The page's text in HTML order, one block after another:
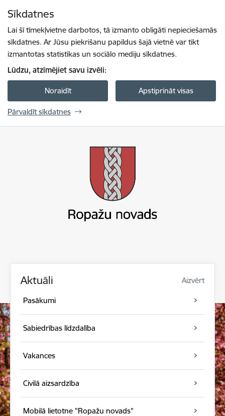
Sīkdatnes
Lai šī tīmekļvietne darbotos, tā izmanto obligāti nepieciešamās
sīkdatnes. Ar Jūsu piekrišanu papildus šajā vietnē var tikt
izmantotas statistikas un sociālo mediju sīkdatnes.
Lūdzu, atzīmējiet savu izvēli:
Noraidīt Apstiprināt visas
Pārvaldīt sīkdatnes
Aktuāli Aizvērt
Pasākumi
Sabiedrības līdzdalība
Vakances
Civilā aizsardzība
Mobilā lietotne "Ropažu novads"